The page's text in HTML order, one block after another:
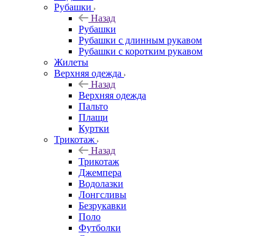
Рубашки
Назад
Рубашки
Рубашки с длинным рукавом
Рубашки с коротким рукавом
Жилеты
Верхняя одежда
Назад
Верхняя одежда
Пальто
Плащи
Куртки
Трикотаж
Назад
Трикотаж
Джемпера
Водолазки
Лонгсливы
Безрукавки
Поло
Футболки